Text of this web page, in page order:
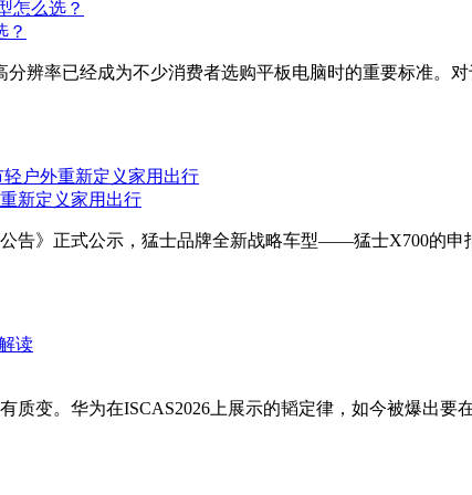
？
辨率已经成为不少消费者选购平板电脑时的重要标准。
新定义家用出行
告》正式公示，猛士品牌全新战略车型——猛士X700的
质变。华为在ISCAS2026上展示的韬定律，如今被爆出